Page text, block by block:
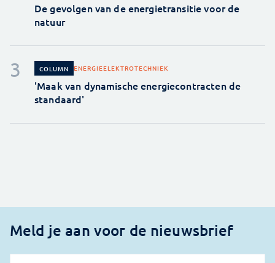
De gevolgen van de energietransitie voor de
natuur
COLUMN ENERGIEELEKTROTECHNIEK
'Maak van dynamische energiecontracten de
standaard'
Meld je aan voor de nieuwsbrief